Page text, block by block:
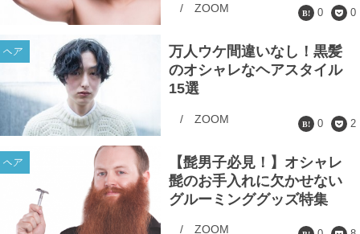
/ ZOOM 0 0
ヘア
万人ウケ間違いなし！黒髪
のオシャレなヘアスタイル
15選
/ ZOOM 0 2
ヘア
【髭男子必見！】オシャレ
髭のお手入れに欠かせない
グルーミンググッズ特集
/ ZOOM